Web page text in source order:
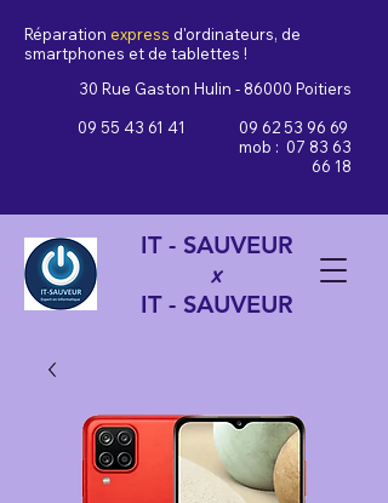
Réparation express d'ordinateurs, de
smartphones et de tablettes !
30 Rue Gaston Hulin - 86000 Poitiers
09 55 43 61 41
09 62 53 96 69
mob : 07 83 63
66 18
IT - SAUVEUR
x
IT - SAUVEUR